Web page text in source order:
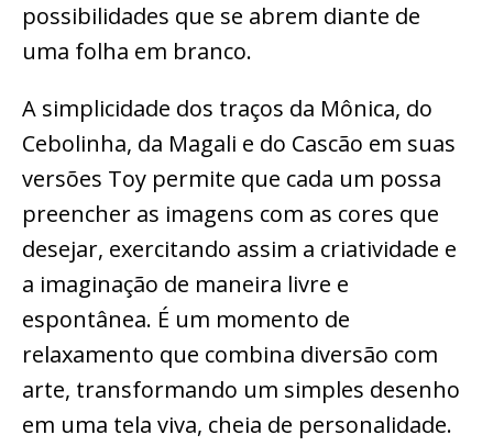
possibilidades que se abrem diante de
uma folha em branco.
A simplicidade dos traços da Mônica, do
Cebolinha, da Magali e do Cascão em suas
versões Toy permite que cada um possa
preencher as imagens com as cores que
desejar, exercitando assim a criatividade e
a imaginação de maneira livre e
espontânea. É um momento de
relaxamento que combina diversão com
arte, transformando um simples desenho
em uma tela viva, cheia de personalidade.